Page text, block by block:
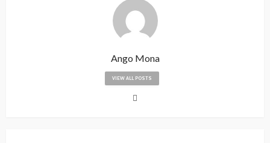
Ango Mona
VIEW ALL POSTS